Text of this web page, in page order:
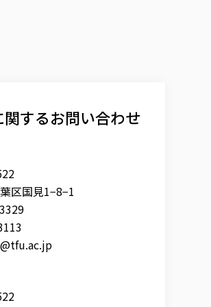
関するお問い合わせ
区国見1−8−1